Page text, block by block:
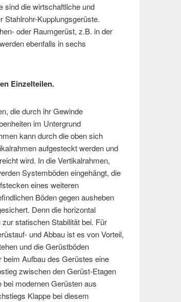
sind die wirtschaftliche und
Stahlrohr-Kupplungsgerüste.
oder Raumgerüst, z.B. in der
ebenfalls in sechs
Einzelteilen.
die durch ihr Gewinde
im Untergrund
kann durch die oben sich
aufgesteckt werden und
wird. In die Vertikalrahmen,
Systemböden eingehängt, die
eines weiteren
Böden gegen ausheben
Denn die horizontal
statischen Stabilität bei. Für
und Abbau ist es von Vorteil,
und die Gerüstböden
Aufbau des Gerüstes eine
zwischen den Gerüst-Etagen
modernen Gerüsten aus
Klappe bei diesem